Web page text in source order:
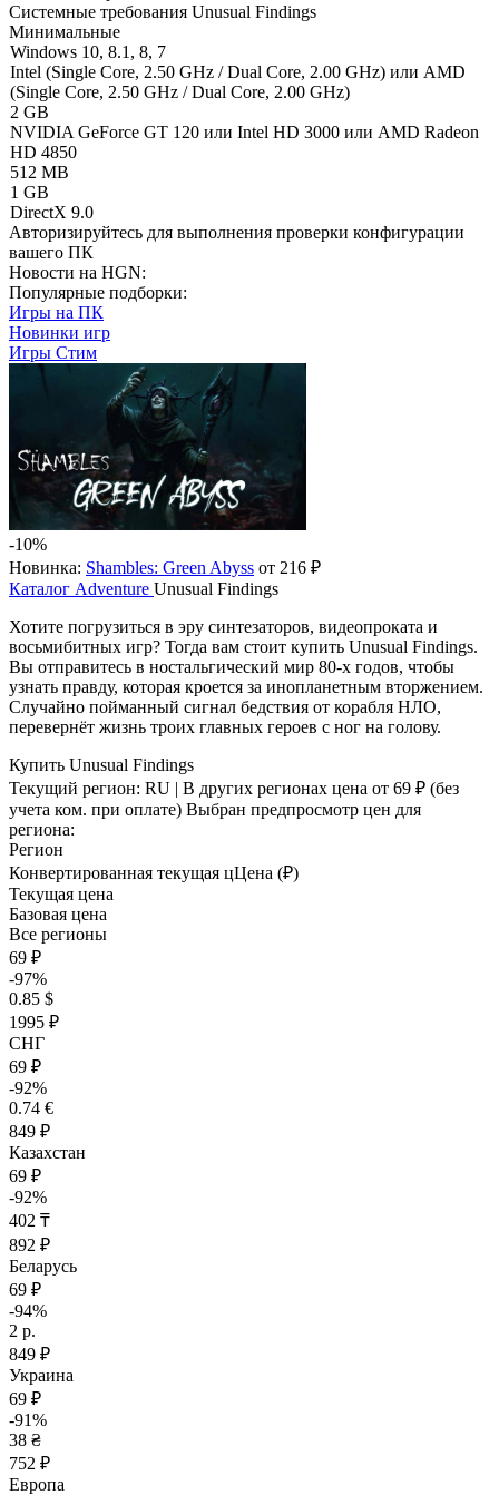
Системные требования Unusual Findings
Минимальные
Windows 10, 8.1, 8, 7
Intel (Single Core, 2.50 GHz / Dual Core, 2.00 GHz) или AMD
(Single Core, 2.50 GHz / Dual Core, 2.00 GHz)
2 GB
NVIDIA GeForce GT 120 или Intel HD 3000 или AMD Radeon
HD 4850
512 MB
1 GB
DirectX 9.0
Авторизируйтесь для выполнения проверки конфигурации
вашего ПК
Новости на HGN:
Популярные подборки:
Игры на ПК
Новинки игр
Игры Стим
-10%
Новинка: Shambles: Green Abyss от 216 ₽
Каталог Adventure Unusual Findings
Хотите погрузиться в эру синтезаторов, видеопроката и
восьмибитных игр? Тогда вам стоит купить Unusual Findings.
Вы отправитесь в ностальгический мир 80-х годов, чтобы
узнать правду, которая кроется за инопланетным вторжением.
Случайно пойманный сигнал бедствия от корабля НЛО,
перевернёт жизнь троих главных героев с ног на голову.
Купить Unusual Findings
Текущий регион: RU | В других регионах цена от 69 ₽ (без
учета ком. при оплате) Выбран предпросмотр цен для
региона:
Регион
Конвертированная текущая цЦена (₽)
Текущая цена
Базовая цена
Все регионы
69 ₽
-97%
0.85 $
1995 ₽
СНГ
69 ₽
-92%
0.74 €
849 ₽
Казахстан
69 ₽
-92%
402 ₸
892 ₽
Беларусь
69 ₽
-94%
2 р.
849 ₽
Украина
69 ₽
-91%
38 ₴
752 ₽
Европа